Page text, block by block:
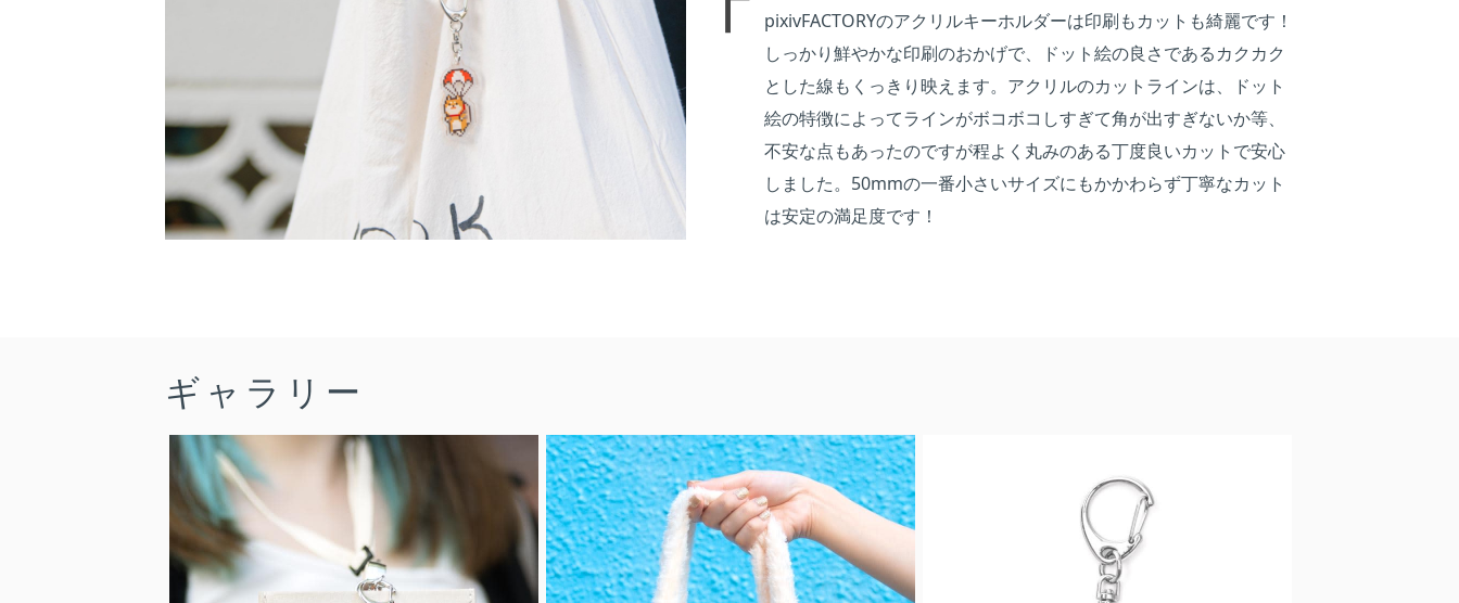
pixivFACTORYのアクリルキーホルダーは印刷もカットも綺麗です！
しっかり鮮やかな印刷のおかげで、ドット絵の良さであるカクカク
とした線もくっきり映えます。アクリルのカットラインは、ドット
絵の特徴によってラインがボコボコしすぎて角が出すぎないか等、
不安な点もあったのですが程よく丸みのある丁度良いカットで安心
しました。50mmの一番小さいサイズにもかかわらず丁寧なカット
は安定の満足度です！
ギャラリー